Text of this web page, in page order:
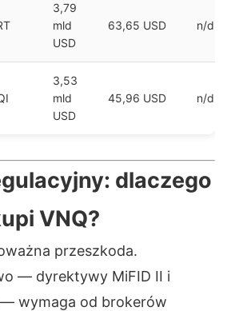
3,79
mld
USD
63,65 USD n/d
3,53
mld
USD
45,96 USD n/d
dlaczego
VNQ?
przeszkoda.
— dyrektywy MiFID II i
— wymaga od brokerów